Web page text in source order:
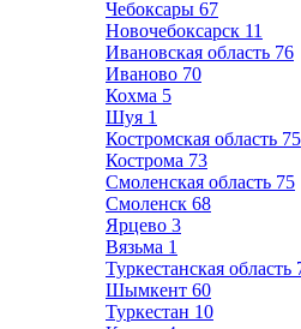
Чебоксары 67
Новочебоксарск 11
Ивановская область 76
Иваново 70
Кохма 5
Шуя 1
Костромская область 75
Кострома 73
Смоленская область 75
Смоленск 68
Ярцево 3
Вязьма 1
Туркестанская область
Шымкент 60
Туркестан 10